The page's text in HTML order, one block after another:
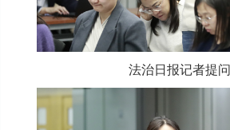
法治日报记者提问